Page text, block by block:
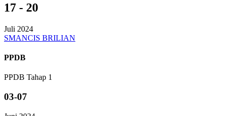
17 - 20
Juli 2024
SMANCIS BRILIAN
PPDB
PPDB Tahap 1
03-07